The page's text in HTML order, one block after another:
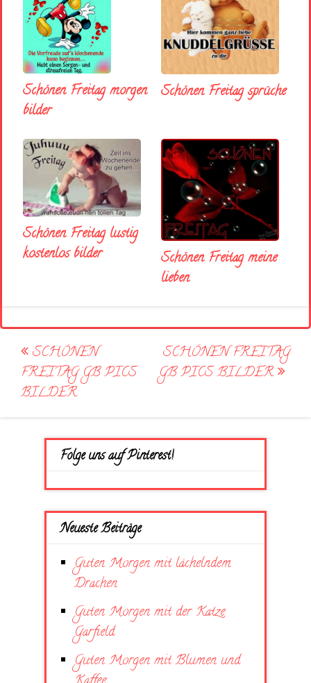
Schönen Freitag morgen
bilder
Schönen Freitag sprüche
Schönen Freitag lustig
kostenlos bilder
Schönen Freitag meine
lieben
Post
navigation
SCHÖNEN
FREITAG GB PICS
BILDER
SCHÖNEN FREITAG
GB PICS BILDER
Folge uns auf Pinterest!
Neueste Beiträge
Guten Morgen mit lächelndem
Drachen
Guten Morgen mit der Katze
Garfield
Guten Morgen mit Blumen und